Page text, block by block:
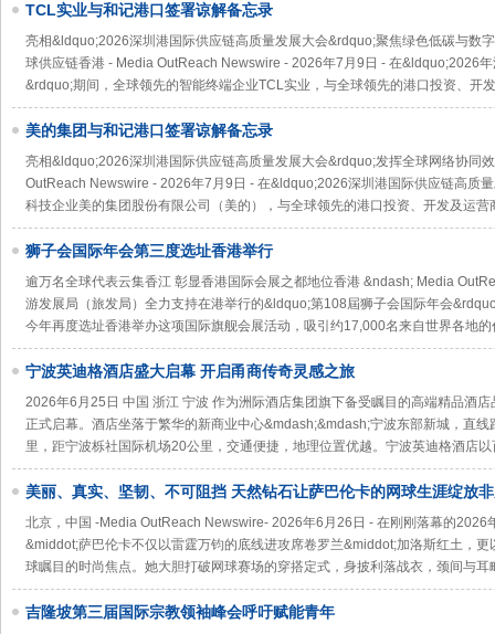
TCL实业与和记港口签署谅解备忘录
亮相&ldquo;2026深圳港国际供应链高质量发展大会&rdquo;聚焦绿色低碳与数
球供应链香港 - Media OutReach Newswire - 2026年7月9日 - 在&ldquo;2026
&rdquo;期间，全球领先的智能终端企业TCL实业，与全球领先的港口投资、开
美的集团与和记港口签署谅解备忘录
亮相&ldquo;2026深圳港国际供应链高质量发展大会&rdquo;发挥全球网络协同
OutReach Newswire - 2026年7月9日 - 在&ldquo;2026深圳港国际供应链高质
科技企业美的集团股份有限公司（美的），与全球领先的港口投资、开发及运营
狮子会国际年会第三度选址香港举行
逾万名全球代表云集香江 彰显香港国际会展之都地位香港 &ndash; Media
游发展局（旅发局）全力支持在港举行的&ldquo;第108屆狮子会国际年会
今年再度选址香港举办这项国际旗舰会展活动，吸引约17,000名来自世界各地
宁波英迪格酒店盛大启幕 开启甬商传奇灵感之旅
2026年6月25日 中国 浙江 宁波 作为洲际酒店集团旗下备受瞩目的高端精品酒
正式启幕。酒店坐落于繁华的新商业中心&mdash;&mdash;宁波东部新城，直
里，距宁波栎社国际机场20公里，交通便捷，地理位置优越。宁波英迪格酒店
美丽、真实、坚韧、不可阻挡 天然钻石让萨巴伦卡的网球生涯绽放
北京，中国 -Media OutReach Newswire- 2026年6月26日 - 在刚刚落幕的2026
&middot;萨巴伦卡不仅以雷霆万钧的底线进攻席卷罗兰&middot;加洛斯红土，
球瞩目的时尚焦点。她大胆打破网球赛场的穿搭定式，身披利落战衣，颈间与耳
吉隆坡第三届国际宗教领袖峰会呼吁赋能青年